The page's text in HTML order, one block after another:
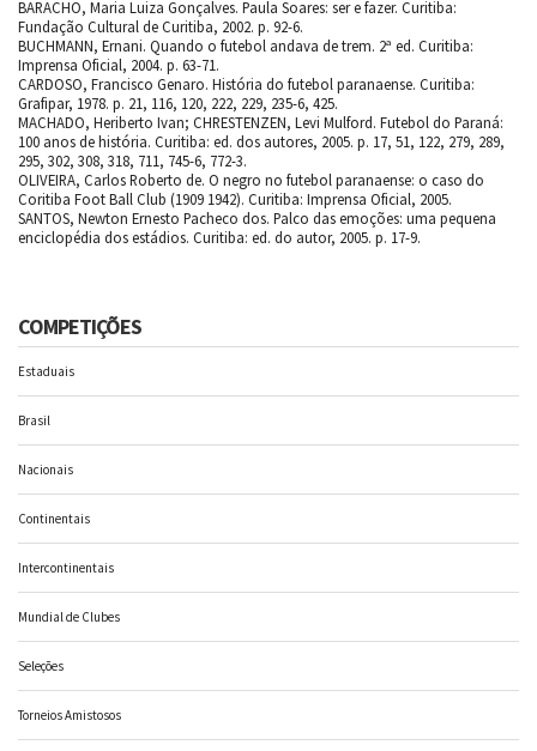
BARACHO, Maria Luiza Gonçalves. Paula Soares: ser e fazer. Curitiba:
Fundação Cultural de Curitiba, 2002. p. 92-6.
BUCHMANN, Ernani. Quando o futebol andava de trem. 2ª ed. Curitiba:
Imprensa Oficial, 2004. p. 63-71.
CARDOSO, Francisco Genaro. História do futebol paranaense. Curitiba:
Grafipar, 1978. p. 21, 116, 120, 222, 229, 235-6, 425.
MACHADO, Heriberto Ivan; CHRESTENZEN, Levi Mulford. Futebol do Paraná:
100 anos de história. Curitiba: ed. dos autores, 2005. p. 17, 51, 122, 279, 289,
295, 302, 308, 318, 711, 745-6, 772-3.
OLIVEIRA, Carlos Roberto de. O negro no futebol paranaense: o caso do
Coritiba Foot Ball Club (1909 1942). Curitiba: Imprensa Oficial, 2005.
SANTOS, Newton Ernesto Pacheco dos. Palco das emoções: uma pequena
enciclopédia dos estádios. Curitiba: ed. do autor, 2005. p. 17-9.
COMPETIÇÕES
Estaduais
Brasil
Nacionais
Continentais
Intercontinentais
Mundial de Clubes
Seleções
Torneios Amistosos